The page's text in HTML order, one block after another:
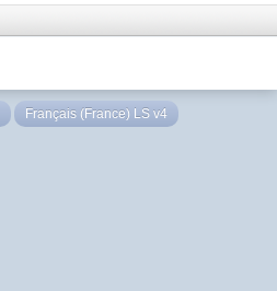
Français (France) LS v4